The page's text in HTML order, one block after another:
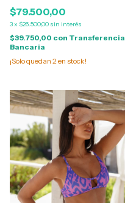
$79.500,00
3x $26.500,00 sin interés
$39.750,00 con Transferencia
Bancaria
¡Solo quedan 2en stock!